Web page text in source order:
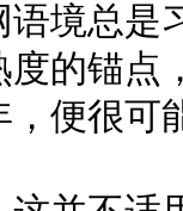
总是习
度的锚点
，便很可